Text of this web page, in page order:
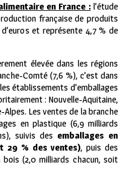
en France :l’étude
française de produits
d’euros et représente 4,7 % de
élevée dans les régions
Comté (7,6 %), c’est dans
établissements d’emballages
: Nouvelle-Aquitaine,
Les ventes de la branche
en plastique (6,9 milliards
suivis des emballages en
29 % des ventes), puis des
(2,0 milliards chacun, soit